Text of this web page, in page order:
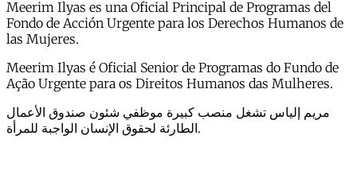
Meerim Ilyas es una Oficial Principal de Programas del
Fondo de Acción Urgente para los Derechos Humanos de
las Mujeres.
Meerim Ilyas é Oficial Senior de Programas do Fundo de
Ação Urgente para os Direitos Humanos das Mulheres.
مريم إلياس تشغل منصب كبيرة موظفي شئون صندوق الأعمال
الطارئة لحقوق الإنسان الواجبة للمرأة.